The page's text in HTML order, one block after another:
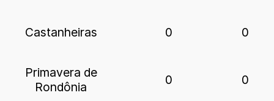
Castanheiras 0 0
Primavera de
Rondônia
0 0